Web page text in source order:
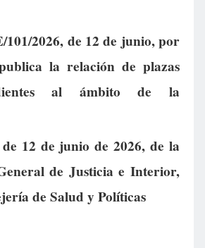
101/2026, de 12 de junio, por
la relación de plazas
al ámbito de la
12 de junio de 2026, de la
de Justicia e Interior,
de Salud y Políticas